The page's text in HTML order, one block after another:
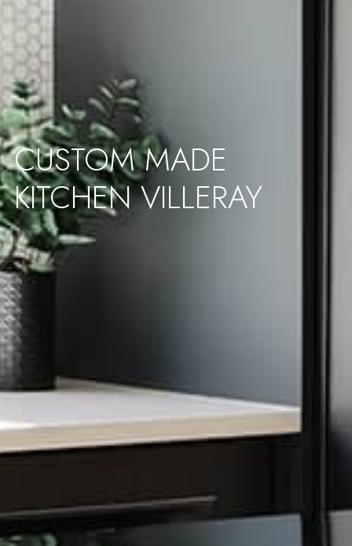
CUSTOM MADE
KITCHEN VILLERAY